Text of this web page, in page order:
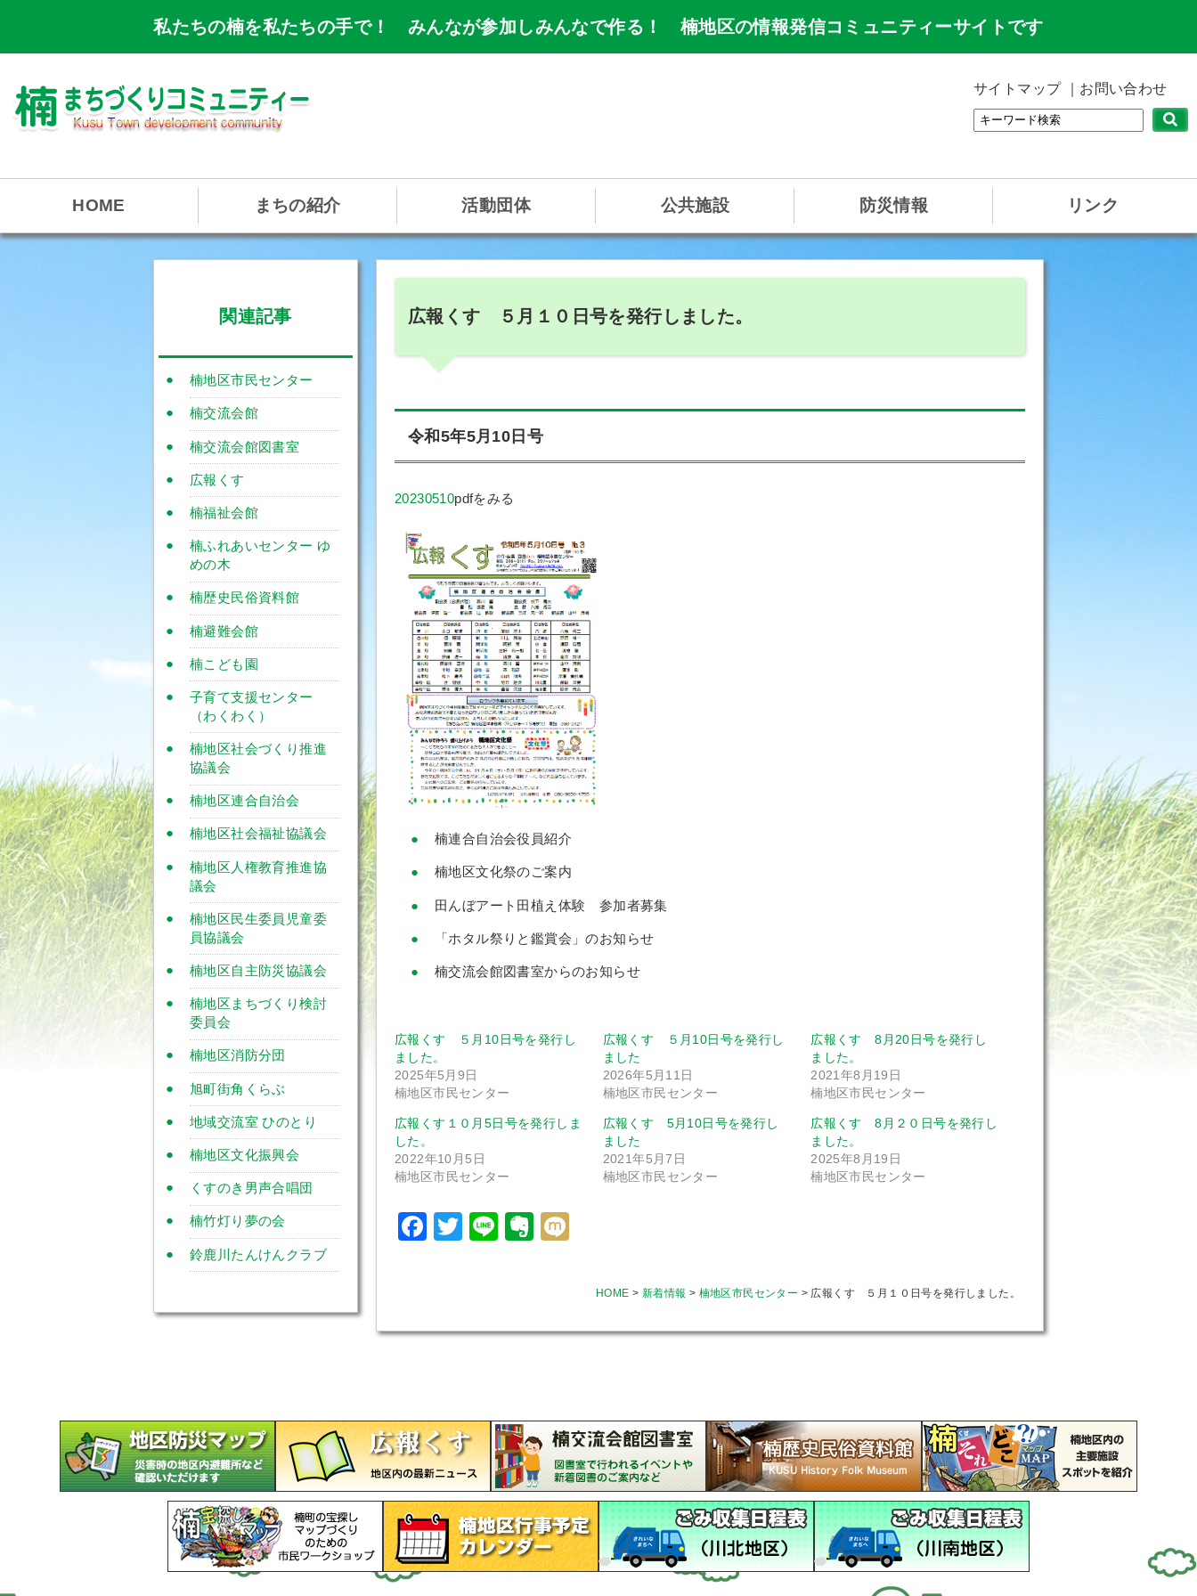
私たちの楠を私たちの手で！ みんなが参加しみんなで作る！ 楠地区の情報発信コミュニティーサイトです
サイトマップ お問い合わせ
HOME まちの紹介 活動団体 公共施設 防災情報 リンク
広報くす ５月１０日号を発行しました。
令和5年5月10日号
20230510pdfをみる
楠連合自治会役員紹介
楠地区文化祭のご案内
田んぼアート田植え体験 参加者募集
「ホタル祭りと鑑賞会」のお知らせ
楠交流会館図書室からのお知らせ
広報くす ５月10日号を発行し
ました。
2025年5月9日
楠地区市民センター
広報くす ５月10日号を発行し
ました
2026年5月11日
楠地区市民センター
広報くす 8月20日号を発行し
ました。
2021年8月19日
楠地区市民センター
広報くす１０月5日号を発行しま
した。
2022年10月5日
楠地区市民センター
広報くす 5月10日号を発行し
ました
2021年5月7日
楠地区市民センター
広報くす 8月２０日号を発行し
ました。
2025年8月19日
楠地区市民センター
Facebook
Twitter
LineEvernote
HOME > 新着情報 > 楠地区市民センター > 広報くす ５月１０日号を発行しました。
関連記事
楠地区市民センター
楠交流会館
楠交流会館図書室
広報くす
楠福祉会館
楠ふれあいセンター ゆ
めの木
楠歴史民俗資料館
楠避難会館
楠こども園
子育て支援センター
（わくわく）
楠地区社会づくり推進
協議会
楠地区連合自治会
楠地区社会福祉協議会
楠地区人権教育推進協
議会
楠地区民生委員児童委
員協議会
楠地区自主防災協議会
楠地区まちづくり検討
委員会
楠地区消防分団
旭町街角くらぶ
地域交流室 ひのとり
楠地区文化振興会
くすのき男声合唱団
楠竹灯り夢の会
鈴鹿川たんけんクラブ